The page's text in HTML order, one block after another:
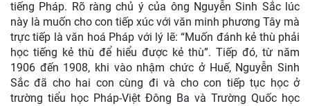
tiếng Pháp. Rõ ràng chủ ý của ông Nguyễn Sinh Sắc lúc
này là muốn cho con tiếp xúc với văn minh phương Tây mà
trực tiếp là văn hoá Pháp với lý lẽ: “Muốn đánh kẻ thù phải
học tiếng kẻ thù để hiểu được kẻ thù”. Tiếp đó, từ năm
1906 đến 1908, khi vào nhậm chức ở Huế, Nguyễn Sinh
Sắc đã cho hai con cùng đi và cho con tiếp tục học ở
trường tiểu học Pháp-Việt Đông Ba và Trường Quốc học